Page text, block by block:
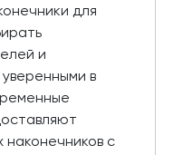
для
и
в
наконечников с